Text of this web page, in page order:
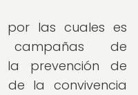
por las cuales es
campañas de
la prevención de
de la convivencia